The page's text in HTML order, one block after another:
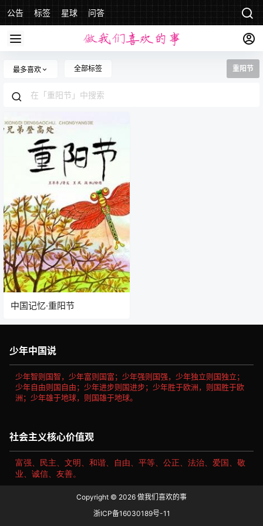
公告 标签 星球 问答
最多喜欢 全部标签 重阳节
中国记忆·重阳节
少年中国说
少年智则国智，少年富则国富；少年强则国强，少年独立则国独立；
少年自由则国自由；少年进步则国进步；少年胜于欧洲，则国胜于欧
洲；少年雄于地球，则国雄于地球。
社会主义核心价值观
富强、民主、文明、和谐、自由、平等、公正、法治、爱国、敬
业、诚信、友善。
Copyright © 2026 做我们喜欢的事
浙ICP备16030189号-11